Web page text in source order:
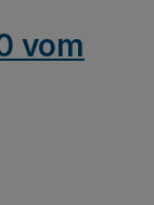
vom